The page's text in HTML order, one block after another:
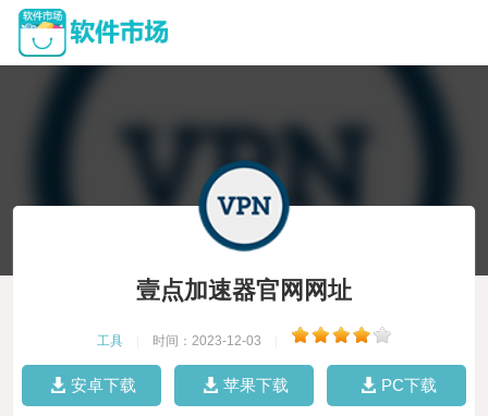
壹点加速器官网网址
工具 时间：2023-12-03
安卓下载 苹果下载 PC下载